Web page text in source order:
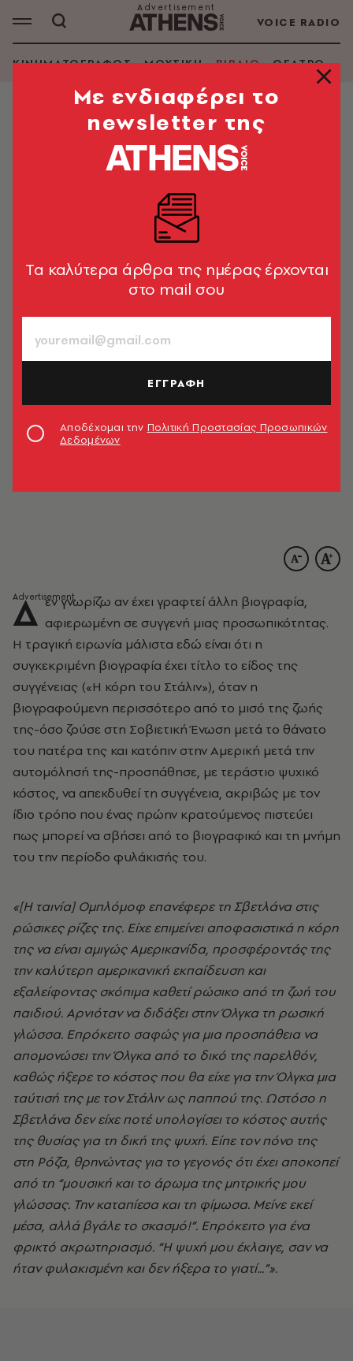
VOICE RADIO
ΚΙΝΗΜΑΤΟΓΡΑΦΟΣ ΜΟΥΣΙΚΗ ΒΙΒΛΙΟ ΘΕΑΤΡΟ -
Η κόρη του Στάλιν
Η απίστευτη ζωή της Σβετλάνα Αλιλούγεβα
Δημήτρης Μαστρογιαννίτης
3’ ΔΙΑΒΑΣΜΑ
Δ εν γνωρίζω αν έχει γραφτεί άλλη βιογραφία,
αφιερωμένη σε συγγενή μιας προσωπικότητας.
Η τραγική ειρωνία μάλιστα εδώ είναι ότι η
συγκεκριμένη βιογραφία έχει τίτλο το είδος της
συγγένειας («Η κόρη του Στάλιν»), όταν η
βιογραφούμενη περισσότερο από το μισό της ζωής
της-όσο ζούσε στη Σοβιετική Ένωση μετά το θάνατο
του πατέρα της και κατόπιν στην Αμερική μετά την
αυτομόλησή της-προσπάθησε, με τεράστιο ψυχικό
κόστος, να απεκδυθεί τη συγγένεια, ακριβώς με τον
ίδιο τρόπο που ένας πρώην κρατούμενος πιστεύει
πως μπορεί να σβήσει από το βιογραφικό και τη μνήμη
του την περίοδο φυλάκισής του.
«[H ταινία] Ομπλόμοφ επανέφερε τη Σβετλάνα στις
ρώσικες ρίζες της. Είχε επιμείνει αποφασιστικά η κόρη
της να είναι αμιγώς Αμερικανίδα, προσφέροντάς της
την καλύτερη αμερικανική εκπαίδευση και
εξαλείφοντας σκόπιμα καθετί ρώσικο από τη ζωή του
παιδιού. Αρνιόταν να διδάξει στην Όλγκα τη ρωσική
γλώσσα. Επρόκειτο σαφώς για μια προσπάθεια να
απομονώσει την Όλγκα από το δικό της παρελθόν,
καθώς ήξερε το κόστος που θα είχε για την Όλγκα μια
ταύτισή της με τον Στάλιν ως παππού της. Ωστόσο η
Σβετλάνα δεν είχε ποτέ υπολογίσει το κόστος αυτής
της θυσίας για τη δική της ψυχή. Είπε τον πόνο της
στη Ρόζα, θρηνώντας για το γεγονός ότι έχει αποκοπεί
από τη “μουσική και το άρωμα της μητρικής μου
γλώσσας. Την καταπίεσα και τη φίμωσα. Μείνε εκεί
μέσα, αλλά βγάλε το σκασμό!”. Επρόκειτο για ένα
φρικτό ακρωτηριασμό. “Η ψυχή μου έκλαιγε, σαν να
ήταν φυλακισμένη και δεν ήξερα το γιατί...”».
Mε ενδιαφέρει το
newsletter της
Tα καλύτερα άρθρα της ημέρας έρχονται
στο mail σου
ΕΓΓΡΑΦΗ
Αποδέχομαι την Πολιτική Προστασίας Προσωπικών
Δεδομένων